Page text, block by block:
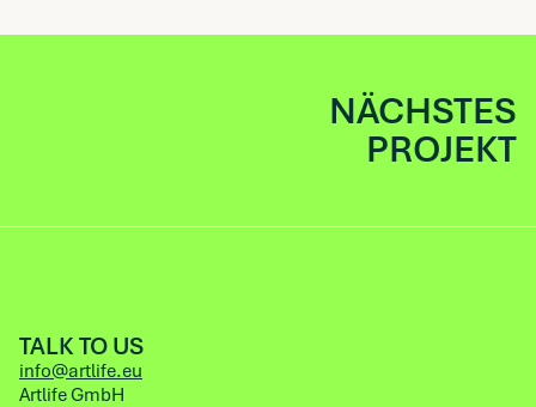
NÄCHSTES
PROJEKT
TALK TO US
info@artlife.eu
Artlife GmbH